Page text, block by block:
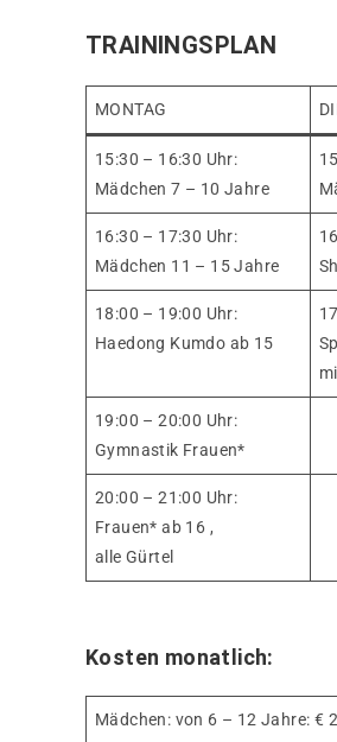
TRAININGSPLAN
MONTAG
15:30 – 16:30 Uhr:
Mädchen 7 – 10 Jahre
16:30 – 17:30 Uhr:
Mädchen 11 – 15 Jahre
18:00 – 19:00 Uhr:
Haedong Kumdo ab 15
19:00 – 20:00 Uhr:
Gymnastik Frauen*
20:00 – 21:00 Uhr:
Frauen* ab 16 ,
alle Gürtel
Kosten monatlich:
Mädchen: von 6 – 12 Jahre: €